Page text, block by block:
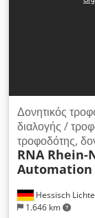
Hessisch
1.646 km
Δονητικός
διαλογής /
τροφοδότης,
RNA Rhein-
Automation